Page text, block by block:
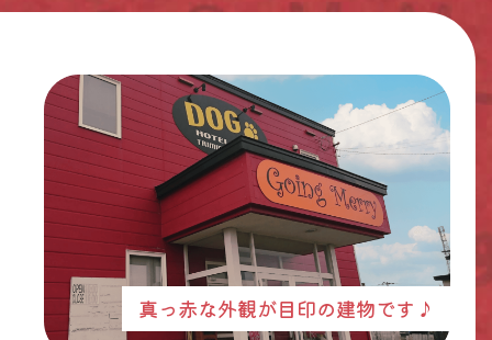
真っ赤な外観が目印の建物です♪